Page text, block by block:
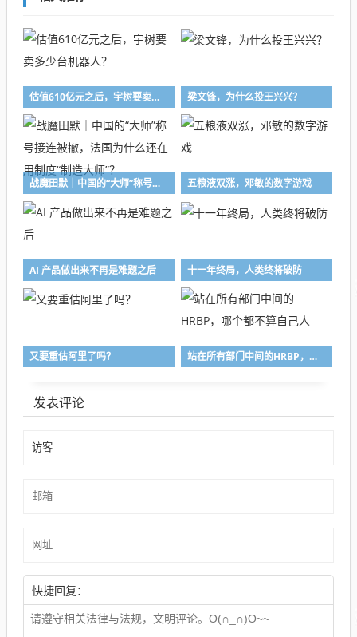
估值610亿元之后，宇树要卖多少台机器人？ 梁文锋，为什么投王兴兴？
战魔田默｜中国的“大师”称号接连被撤，法国为什么还在用制度“制造大师”？ 五粮液双涨，邓敏的数字游戏
AI 产品做出来不再是难题之后 十一年终局，人类终将破防
又要重估阿里了吗？ 站在所有部门中间的HRBP，哪个都不算自己人
发表评论
快捷回复：